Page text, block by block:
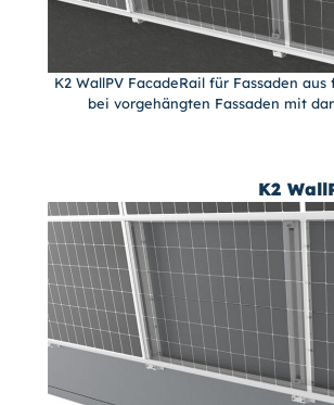
K2 WallPV FacadeRail für Fassaden
bei vorgehängten Fassaden mit
K2